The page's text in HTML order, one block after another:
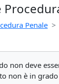
Penale
non deve
non è in